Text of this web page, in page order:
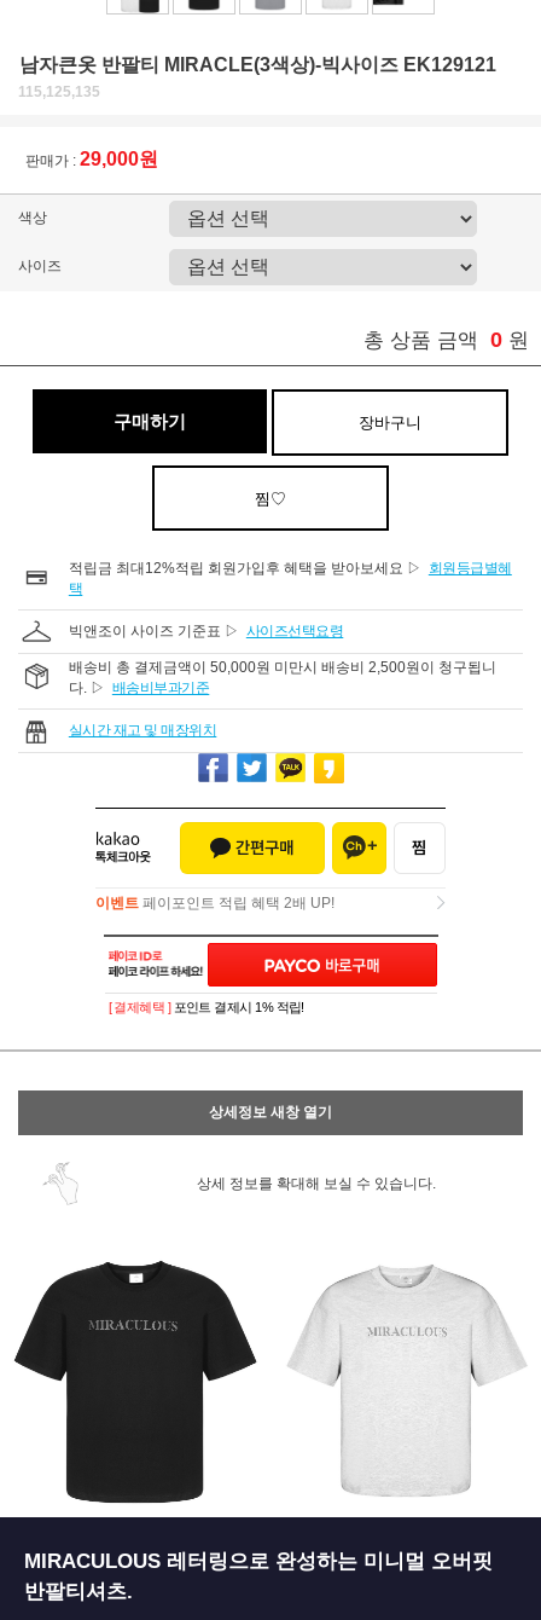
남자큰옷 반팔티 MIRACLE(3색상)-빅사이즈 EK129121
115,125,135
판매가 : 29,000원
색상
사이즈
총 상품 금액 0 원
구매하기 장바구니
찜♡
적립금 최대12%적립 회원가입후 혜택을 받아보세요 ▷
회원등급별혜
택
빅앤조이 사이즈 기준표 ▷ 사이즈선택요령
배송비 총 결제금액이 50,000원 미만시 배송비 2,500원이 청구됩니
다. ▷ 배송비부과기준
실시간 재고 및 매장위치
이벤트 페이포인트 적립 혜택 2배 UP!
이벤트페이포인트 적립 혜택 2배 UP!
PAYCO 바로구매
[ 결제혜택 ] 포인트 결제시 1% 적립!
상세정보 새창 열기
상세 정보를 확대해 보실 수 있습니다.
MIRACULOUS 레터링으로 완성하는 미니멀 오버핏
반팔티셔츠.